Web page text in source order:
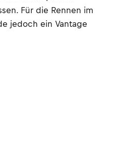
Für die Rennen im
jedoch ein Vantage